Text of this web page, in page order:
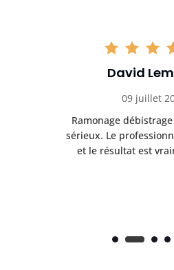
David
09 juillet
Ramonage
sérieux. Le
et le résultat est